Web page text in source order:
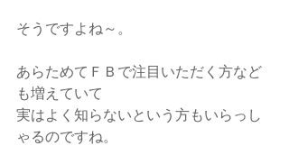
そうですよね～。
あらためてＦＢで注目いただく方など
も増えていて
実はよく知らないという方もいらっし
ゃるのですね。